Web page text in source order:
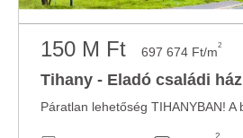
150 M Ft 697 674 Ft/m2
Tihany - Eladó családi ház
2